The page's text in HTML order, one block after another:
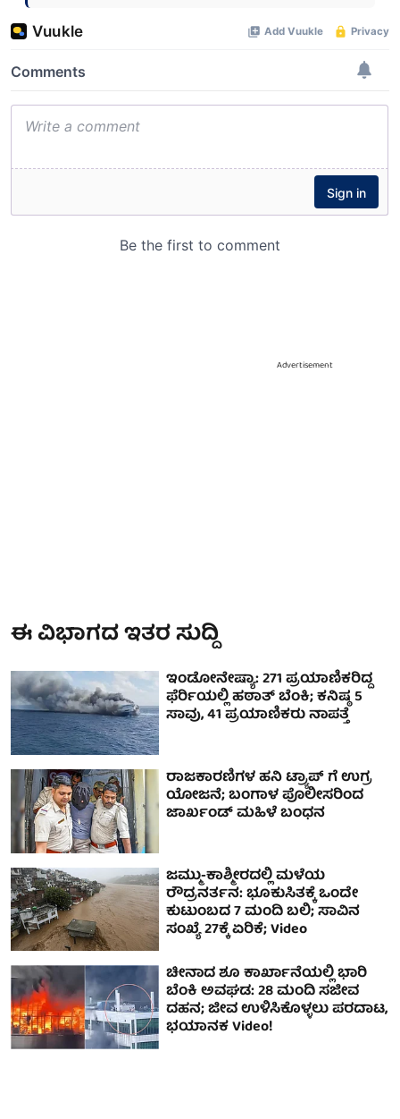
Advertisement
ಈ ವಿಭಾಗದ ಇತರ ಸುದ್ದಿ
ಇಂಡೋನೇಷ್ಯಾ: 271 ಪ್ರಯಾಣಿಕರಿದ್ದ
ಫೆರ್ರಿಯಲ್ಲಿ ಹಠಾತ್ ಬೆಂಕಿ; ಕನಿಷ್ಠ 5
ಸಾವು, 41 ಪ್ರಯಾಣಿಕರು ನಾಪತ್ತೆ
ರಾಜಕಾರಣಿಗಳ ಹನಿ ಟ್ರ್ಯಾಪ್ ಗೆ ಉಗ್ರ
ಯೋಜನೆ; ಬಂಗಾಳ ಪೊಲೀಸರಿಂದ
ಜಾರ್ಖಂಡ್ ಮಹಿಳೆ ಬಂಧನ
ಜಮ್ಮು-ಕಾಶ್ಮೀರದಲ್ಲಿ ಮಳೆಯ
ರೌದ್ರನರ್ತನ: ಭೂಕುಸಿತಕ್ಕೆ ಒಂದೇ
ಕುಟುಂಬದ 7 ಮಂದಿ ಬಲಿ; ಸಾವಿನ
ಸಂಖ್ಯೆ 27ಕ್ಕೆ ಏರಿಕೆ; Video
ಚೀನಾದ ಶೂ ಕಾರ್ಖಾನೆಯಲ್ಲಿ ಭಾರಿ
ಬೆಂಕಿ ಅವಘಡ: 28 ಮಂದಿ ಸಜೀವ
ದಹನ; ಜೀವ ಉಳಿಸಿಕೊಳ್ಳಲು ಪರದಾಟ,
ಭಯಾನಕ Video!